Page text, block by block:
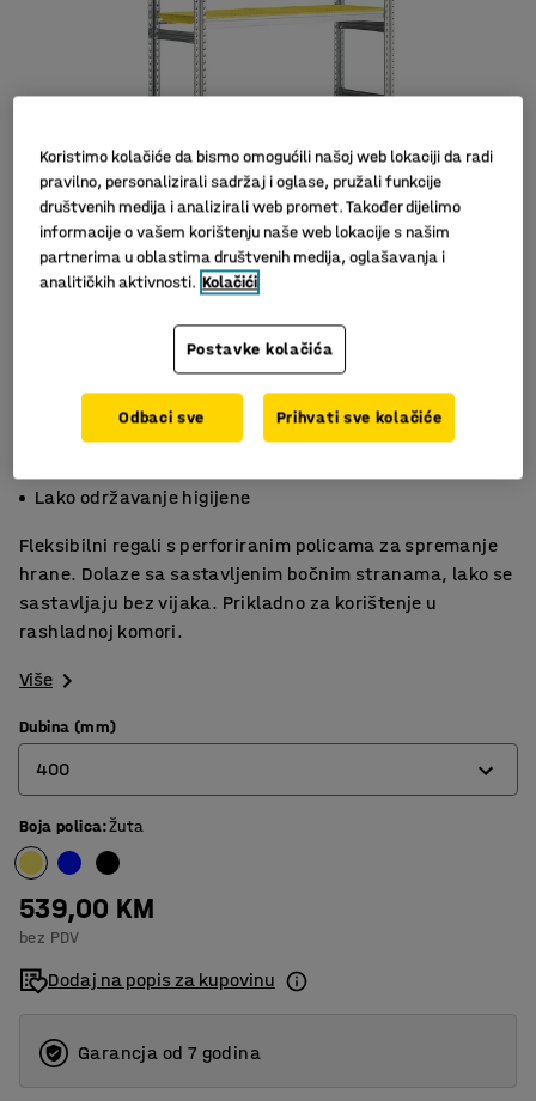
Za spremanje hrane
Lako održavanje higijene
Fleksibilni regali s perforiranim policama za spremanje
hrane. Dolaze sa sastavljenim bočnim stranama, lako se
sastavljaju bez vijaka. Prikladno za korištenje u
rashladnoj komori.
Više
Dubina (mm)
400
400
500
600
Boja polica:Žuta
539,00 KM
bez PDV
Dodaj na popis za kupovinu
Garancja od 7 godina
Koristimo kolačiće da bismo omogućili našoj web lokaciji da radi
pravilno, personalizirali sadržaj i oglase, pružali funkcije
društvenih medija i analizirali web promet. Također dijelimo
informacije o vašem korištenju naše web lokacije s našim
partnerima u oblastima društvenih medija, oglašavanja i
analitičkih aktivnosti. Kolačići
Postavke kolačića
Odbaci sve Prihvati sve kolačiće